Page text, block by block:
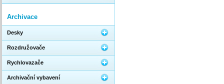
Archivace
Desky
Rozdružovače
Rychlovazače
Archivační vybavení